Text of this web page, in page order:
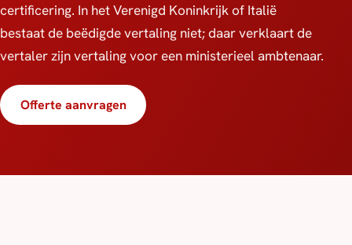
certificering. In het Verenigd Koninkrijk of Italië
bestaat de beëdigde vertaling niet; daar verklaart de
vertaler zijn vertaling voor een ministerieel ambtenaar.
Offerte aanvragen